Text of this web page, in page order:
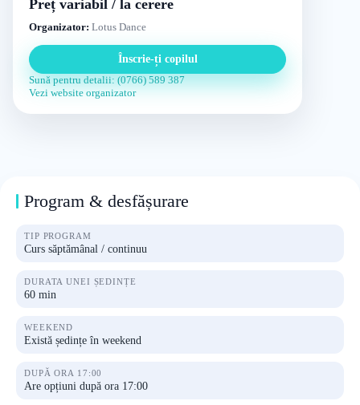
Preț variabil / la cerere
Organizator: Lotus Dance
Înscrie-ți copilul
Sună pentru detalii: (0766) 589 387
Vezi website organizator
Program & desfășurare
TIP PROGRAM
Curs săptămânal / continuu
DURATA UNEI ȘEDINȚE
60 min
WEEKEND
Există ședințe în weekend
DUPĂ ORA 17:00
Are opțiuni după ora 17:00